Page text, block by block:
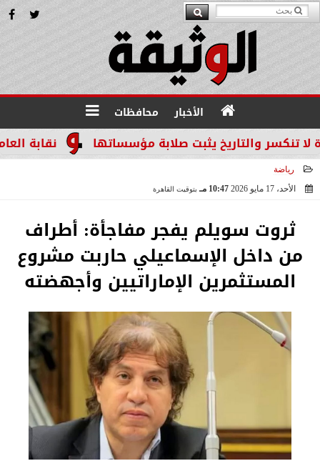
الأخبار محافظات
نقابة والتاريخ يثبت صلابة مؤسساتها
رياضة
الأحد، 17 مايو 2026
10:47 مـ بتوقيت القاهرة
ثروت سويلم يفجر مفاجأة: أطراف
من داخل الإسماعيلي حاربت مشروع
المستثمرين الإماراتيين وأجهضته